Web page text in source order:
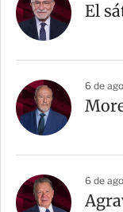
El
6 de
6 de